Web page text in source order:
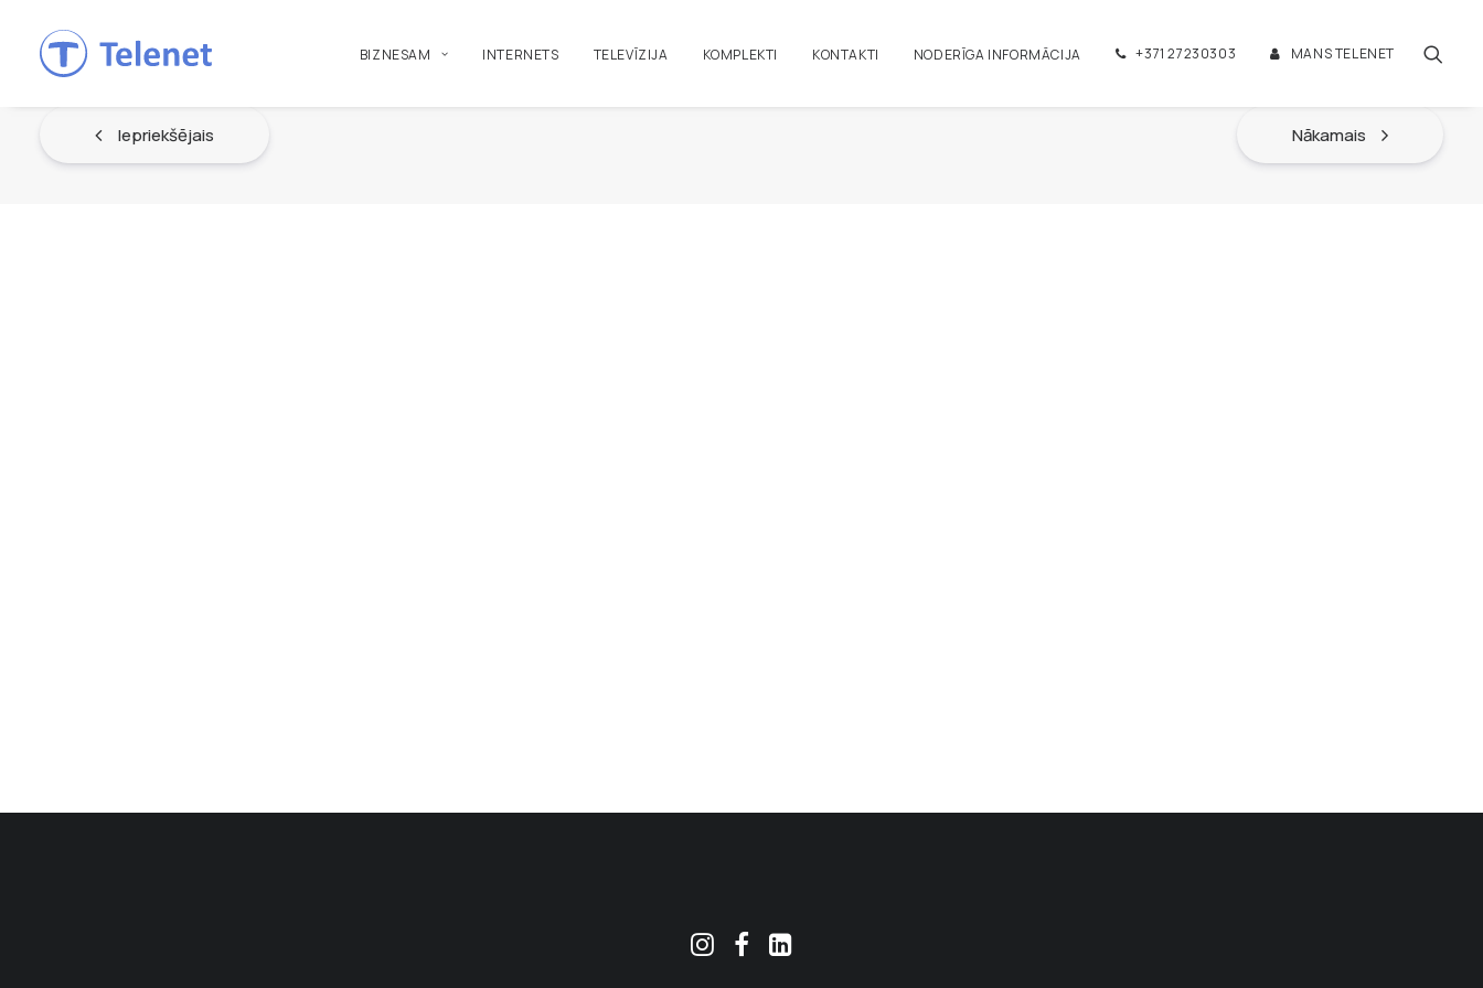
BIZNESAM INTERNETS TELEVĪZIJA KOMPLEKTI KONTAKTI NODERĪGA INFORMĀCIJA +371 27230303 MANS TELENET
Iepriekšējais Nākamais